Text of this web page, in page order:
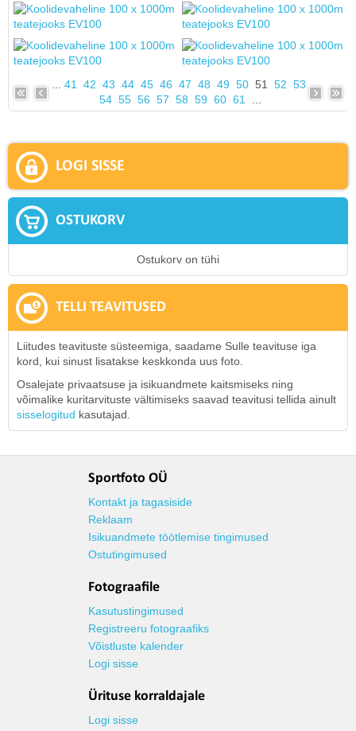
41 42 43 44 45 46 47 48 49 50 51 52 53
54 55 56 57 58 59 60 61
LOGI SISSE
OSTUKORV
Ostukorv on tühi
TELLI TEAVITUSED
Liitudes teavituste süsteemiga, saadame Sulle teavituse iga
kord, kui sinust lisatakse keskkonda uus foto.
Osalejate privaatsuse ja isikuandmete kaitsmiseks ning
võimalike kuritarvituste vältimiseks saavad teavitusi tellida ainult
sisselogitud kasutajad.
Sportfoto OÜ
Kontakt ja tagasiside
Reklaam
Isikuandmete töötlemise tingimused
Ostutingimused
Fotograafile
Kasutustingimused
Registreeru fotograafiks
Võistluste kalender
Logi sisse
Ürituse korraldajale
Logi sisse